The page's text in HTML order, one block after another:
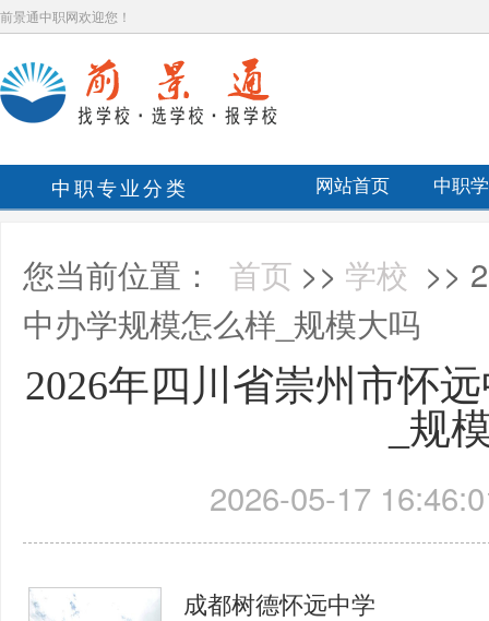
前景通中职网欢迎您！
中职专业分类 网站首页 中职
您当前位置： 首页 >> 学校 >>
中办学规模怎么样_规模大吗
2026年四川省崇州市怀
_规
2026-05-17
成都树德怀远中学